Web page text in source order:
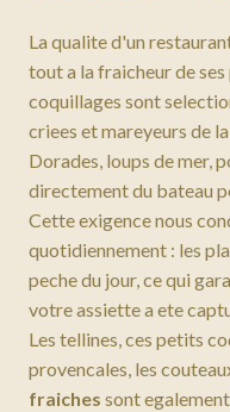
La qualite d'un
tout a la fraicheur de
coquillages sont
criees et mareyeurs de
Dorades, loups de mer,
directement du bateau
Cette exigence nous
quotidiennement : les
peche du jour, ce qui
votre assiette a ete
Les tellines, ces petits
provencales, les
fraiches sont